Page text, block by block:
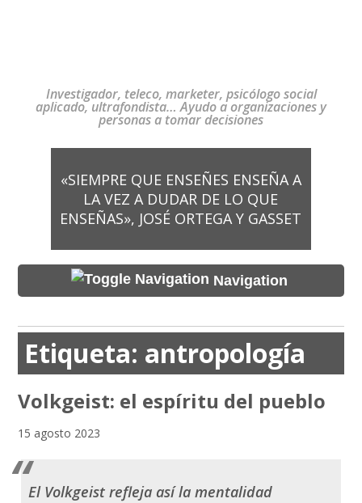
Investigador, teleco, marketer, psicólogo social
aplicado, ultrafondista… Ayudo a organizaciones y
personas a tomar decisiones
«SIEMPRE QUE ENSEÑES ENSEÑA A
LA VEZ A DUDAR DE LO QUE
ENSEÑAS», JOSÉ ORTEGA Y GASSET
Navigation
Etiqueta: antropología
Volkgeist: el espíritu del pueblo
15 agosto 2023
El Volkgeistrefleja así la mentalidad